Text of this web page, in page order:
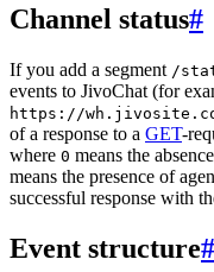
Channel status#
If you add a segment /
events to JivoChat (for
https://
of a response to a GET-
where 0 means the
means the presence of
successful response with
Event structure#